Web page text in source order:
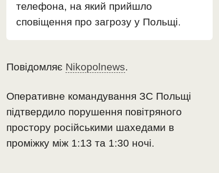
телефона, на який прийшло
сповіщення про загрозу у Польщі.
Повідомляє Nikopolnews.
Оперативне командування ЗС Польщі
підтвердило порушення повітряного
простору російськими шахедами в
проміжку між 1:13 та 1:30 ночі.